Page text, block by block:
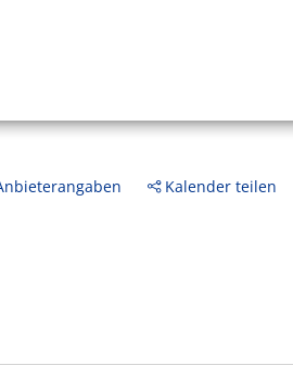
Kalender teilen